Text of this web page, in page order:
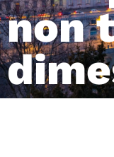
non